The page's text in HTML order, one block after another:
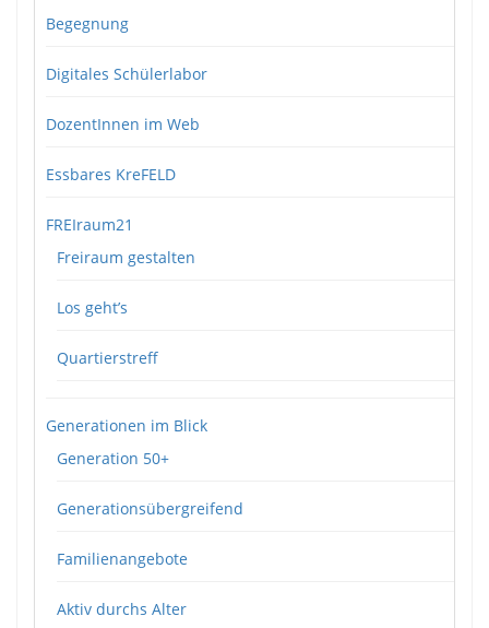
Begegnung
Digitales Schülerlabor
DozentInnen im Web
Essbares KreFELD
FREIraum21
Freiraum gestalten
Los geht’s
Quartierstreff
Generationen im Blick
Generation 50+
Generationsübergreifend
Familienangebote
Aktiv durchs Alter